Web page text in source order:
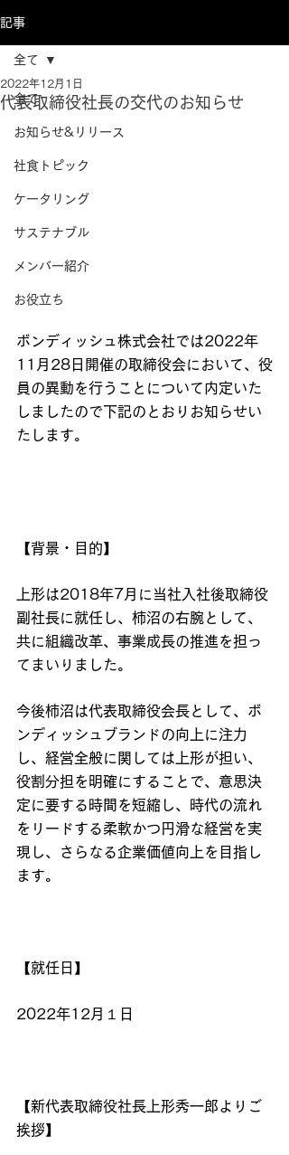
記事
全て
お知らせ&リリース
社食トピック
ケータリング
サステナブル
メンバー紹介
お役立ち
全て
代表取締役社長の交代のお知らせ
2022年12月1日
ボンディッシュ株式会社では2022年
11月28日開催の取締役会において、役
員の異動を行うことについて内定いた
しましたので下記のとおりお知らせい
たします。
【背景・目的】
上形は2018年7月に当社入社後取締役
副社長に就任し、柿沼の右腕として、
共に組織改革、事業成長の推進を担っ
てまいりました。
今後柿沼は代表取締役会長として、 ボ
ンディッシュ ブランドの向上に注力
し、経営全般に関しては上形が担い、
役割分担を明確にすることで、意思決
定に要する時間を短縮し、時代の流れ
をリードする柔軟かつ円滑な経営を実
現し、さらなる企業価値向上を目指し
ます。
【就任日】
2022年12月１日
【新代表取締役社長上形秀一郎よりご
挨拶】